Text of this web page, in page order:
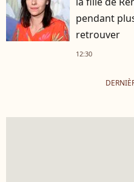
pendant
retrouver
12:30